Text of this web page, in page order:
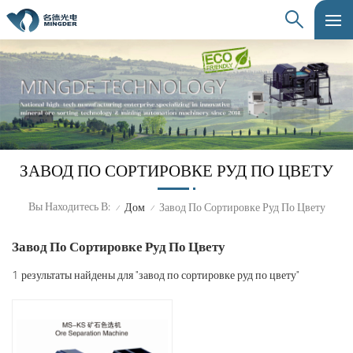
ЗАВОД ПО СОРТИРОВКЕ РУД ПО ЦВЕТУ
Вы Находитесь В: / Дом / Завод По Сортировке Руд По Цвету
Завод По Сортировке Руд По Цвету
1 результаты найдены для "завод по сортировке руд по цвету"